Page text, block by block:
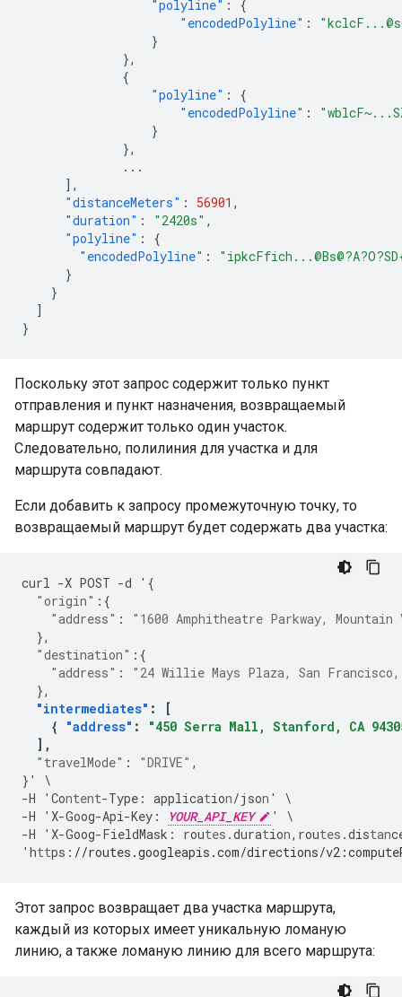
"polyline" :
{
"encodedPolyline" :
}
},
{
"polyline" :
{
"encodedPolyline" :
}
},
...
],
"distanceMeters" : 56901 ,
"duration" : "2420s" ,
"polyline" :
{
"encodedPolyline" :
}
}
]
}
Поскольку этот запрос содержит только пункт
отправления и пункт назначения, возвращаемый
маршрут содержит только один участок.
Следовательно, полилиния для участка и для
маршрута совпадают.
Если добавить к запросу промежуточную точку, то
возвращаемый маршрут будет содержать два участка:
curl -X POST -d ' {
"origin" :{
"address" :
"1600 Amphitheatre Parkway, Mountain
},
"destination" :{
"address" :
"24 Willie Mays Plaza, San Francisco,
},
"intermediates" :
[
{
"address" :
"450 Serra Mall, Stanford, CA
],
"travelMode" : "DRIVE" ,
} '
\
-H 'Content-Type : application/json '
\
-H 'X-Goog-Api-Key : YOUR_API_KEY '
\
-H 'X-Goog-FieldMask : routes .duration, routes .distan
'https : //routes.googleapis.com/directions/
Этот запрос возвращает два участка маршрута,
каждый из которых имеет уникальную ломаную
линию, а также ломаную линию для всего маршрута: